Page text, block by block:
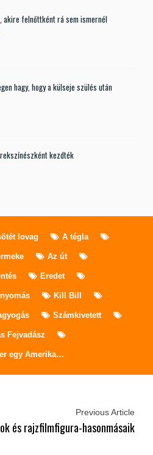
akire felnőttként rá sem ismernél
hagy, hogy a külseje szülés után
kezdték
lovag A tégla
Az út
Eredet
Kill Bill
Számkivetett
Fejvadász
egy Amerika…
Previous Article
és rajzfilmfigura-hasonmásaik